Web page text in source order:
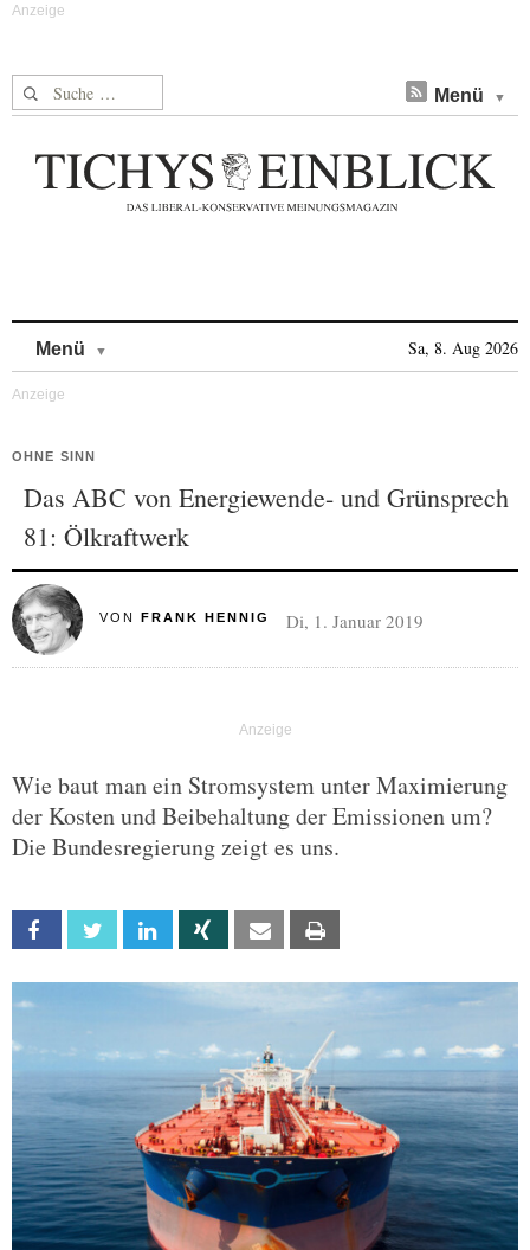
Suche nach: Menü
Menü Sa, 8. Aug 2026
OHNE SINN
Das ABC von Energiewende- und Grünsprech
81: Ölkraftwerk
VON FRANK HENNIG Di, 1. Januar 2019
Wie baut man ein Stromsystem unter Maximierung
der Kosten und Beibehaltung der Emissionen um?
Die Bundesregierung zeigt es uns.
Facebook Twitter Linkedin Xing Email